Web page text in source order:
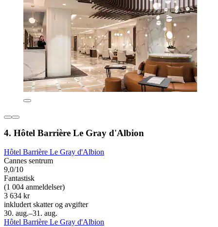
4. Hôtel Barrière Le Gray d'Albion
Hôtel Barrière Le Gray d'Albion
Cannes sentrum
9,0/10
Fantastisk
(1 004 anmeldelser)
3 634 kr
inkludert skatter og avgifter
30. aug.–31. aug.
Hôtel Barrière Le Gray d'Albion